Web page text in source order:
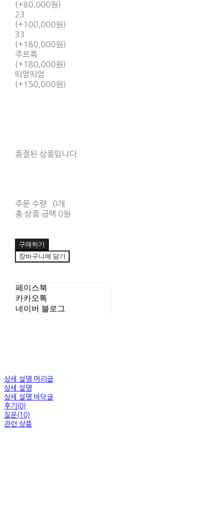
(+80,000원)
23
(+100,000원)
33
(+180,000원)
주르륵
(+180,000원)
띄엄띄엄
(+150,000원)
품절된 상품입니다.
주문 수량
0개
총 상품 금액 0원
구매하기
장바구니에 담기
페이스북
카카오톡
네이버 블로그
상세 설명 머리글
상세 설명
상세 설명 바닥글
후기(0)
질문(10)
관련 상품